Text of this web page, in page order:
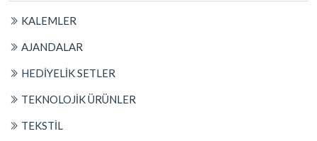
KALEMLER
AJANDALAR
HEDİYELİK SETLER
TEKNOLOJİK ÜRÜNLER
TEKSTİL